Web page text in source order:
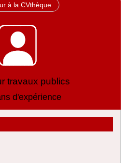
à la CVthèque
travaux publics
d'expérience